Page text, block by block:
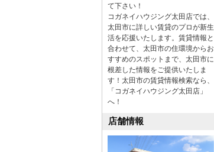
て下さい！
コガネイハウジング太田店では、
太田市に詳しい賃貸のプロが新生
活を応援いたします。賃貸情報と
合わせて、太田市の住環境からお
すすめのスポットまで、太田市に
根差した情報をご提供いたしま
す！太田市の賃貸情報検索なら、
「コガネイハウジング太田店」
へ！
店舗情報